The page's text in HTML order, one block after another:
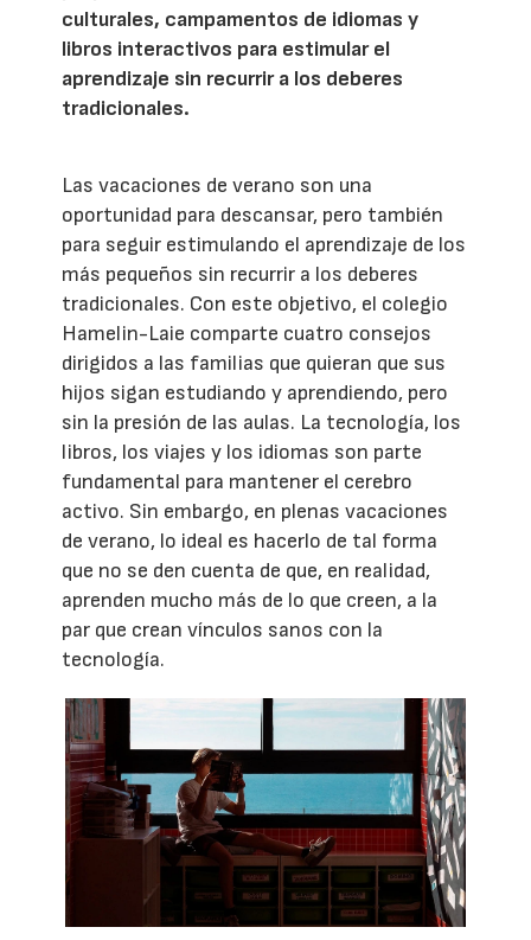
culturales, campamentos de idiomas y
libros interactivos para estimular el
aprendizaje sin recurrir a los deberes
tradicionales.
Las vacaciones de verano son una
oportunidad para descansar, pero también
para seguir estimulando el aprendizaje de los
más pequeños sin recurrir a los deberes
tradicionales. Con este objetivo, el colegio
Hamelin-Laie comparte cuatro consejos
dirigidos a las familias que quieran que sus
hijos sigan estudiando y aprendiendo, pero
sin la presión de las aulas. La tecnología, los
libros, los viajes y los idiomas son parte
fundamental para mantener el cerebro
activo. Sin embargo, en plenas vacaciones
de verano, lo ideal es hacerlo de tal forma
que no se den cuenta de que, en realidad,
aprenden mucho más de lo que creen, a la
par que crean vínculos sanos con la
tecnología.